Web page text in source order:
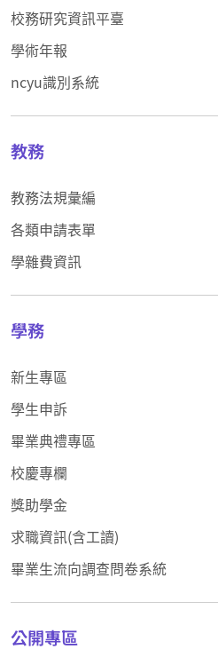
校務研究資訊平臺
學術年報
ncyu識別系統
教務
教務法規彙編
各類申請表單
學雜費資訊
學務
新生專區
學生申訴
畢業典禮專區
校慶專欄
獎助學金
求職資訊(含工讀)
畢業生流向調查問卷系統
公開專區